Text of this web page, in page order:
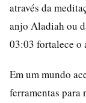
através da
anjo Aladiah ou
03:03 fortalece o
Em um mundo
ferramentas para